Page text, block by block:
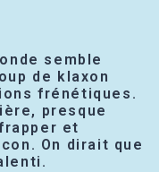
semble
de klaxon
frénétiques.
presque
et
On dirait que